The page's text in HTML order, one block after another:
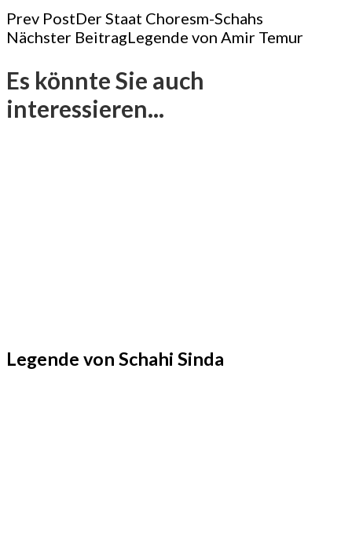
Post
Navigation
Prev PostDer Staat Choresm-Schahs
Nächster BeitragLegende von Amir Temur
Es könnte Sie auch
interessieren...
Legende von Schahi Sinda